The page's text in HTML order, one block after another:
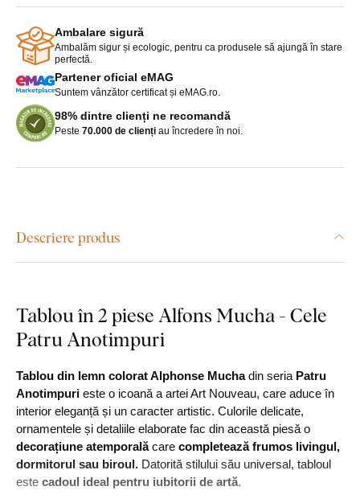
Ambalare sigură
Ambalăm sigur și ecologic, pentru ca produsele să ajungă în stare
perfectă.
Partener oficial eMAG
Suntem vânzător certificat și eMAG.ro.
98% dintre clienți ne recomandă
Peste 70.000 de clienți au încredere în noi.
Descriere produs
Tablou în 2 piese Alfons Mucha - Cele
Patru Anotimpuri
Tablou din lemn colorat Alphonse Muchadin seria Patru
Anotimpuri este o icoană a artei Art Nouveau, care aduce în
interior eleganță și un caracter artistic. Culorile delicate,
ornamentele și detaliile elaborate fac din această piesă o
decorațiune atemporalăcare completează frumos livingul,
dormitorul sau biroul. Datorită stilului său universal, tabloul
este cadoul ideal pentru iubitorii de artă.